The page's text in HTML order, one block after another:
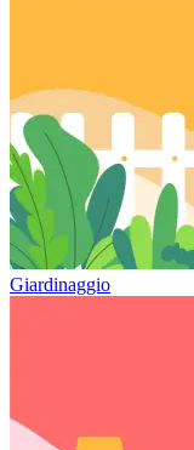
Giardinaggio